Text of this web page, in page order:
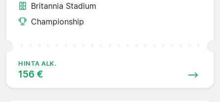
Britannia Stadium
Championship
HINTA ALK.
156 €